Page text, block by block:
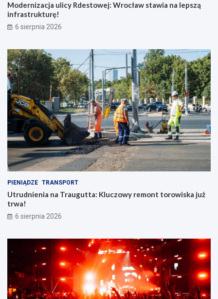
Modernizacja ulicy Rdestowej: Wrocław stawia na lepszą
infrastrukturę!
6 sierpnia 2026
PIENIĄDZE TRANSPORT
Utrudnienia na Traugutta: Kluczowy remont torowiska już
trwa!
6 sierpnia 2026